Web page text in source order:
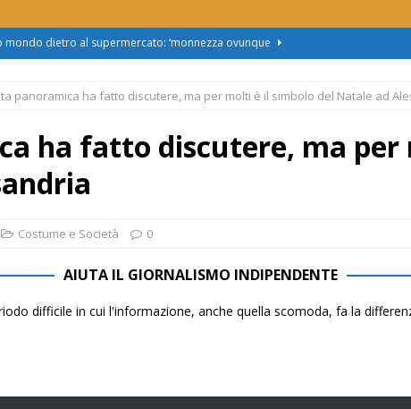
2, Roggero (Lega): “Il Comune sapeva da novembre, non ci
al Cristo: la Linea 2 trasloca in Corso Marx. Insorgono i
firme”
ATTUALITÀ
panoramica ha fatto discutere, ma per molti è il simbolo del Natale ad
ha fatto discutere, ma
Costume e Società 0
AIUTA IL GIORNALISMO INDIPENDENTE
difficile in cui l'informazione, anche quella scomoda, fa la